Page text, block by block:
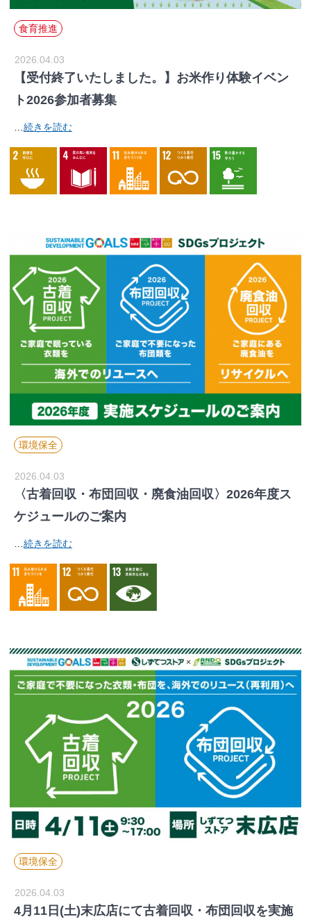
食育推進
2026.04.03
【受付終了いたしました。】お米作り体験イベン
ト2026参加者募集
続きを読む
環境保全
2026.04.03
〈古着回収・布団回収・廃食油回収〉2026年度ス
ケジュールのご案内
続きを読む
環境保全
2026.04.03
4月11日(土)末広店にて古着回収・布団回収を実施